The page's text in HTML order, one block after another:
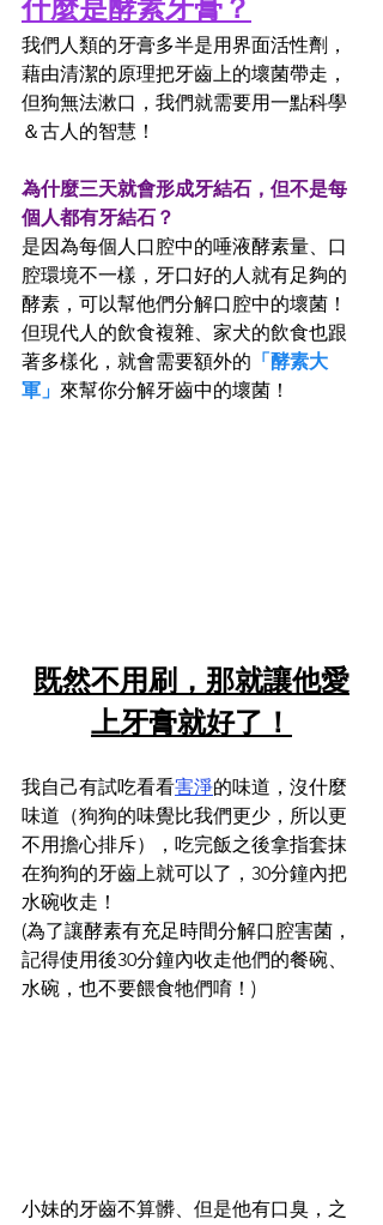
什麼是酵素牙膏？
我們人類的牙膏多半是用界面活性劑，
藉由清潔的原理把牙齒上的壞菌帶走，
但狗無法漱口，我們就需要用一點科學
＆古人的智慧！
為什麼三天就會形成牙結石，但不是每
個人都有牙結石？
是因為每個人口腔中的唾液酵素量、口
腔環境不一樣，牙口好的人就有足夠的
酵素，可以幫他們分解口腔中的壞菌！
但現代人的飲食複雜、家犬的飲食也跟
著多樣化，就會需要額外的 「酵素大
軍」 來幫你分解牙齒中的壞菌！
既然不用刷，那就讓他愛
上牙膏就好了！
我自己有試吃看看害淨的味道，沒什麼
味道（狗狗的味覺比我們更少，所以更
不用擔心排斥），吃完飯之後拿指套抹
在狗狗的牙齒上就可以了，30分鐘內把
水碗收走！
(為了讓酵素有充足時間分解口腔害菌，
記得使用後30分鐘內收走他們的餐碗、
水碗，也不要餵食牠們唷！)
小妹的牙齒不算髒、但是他有口臭，之